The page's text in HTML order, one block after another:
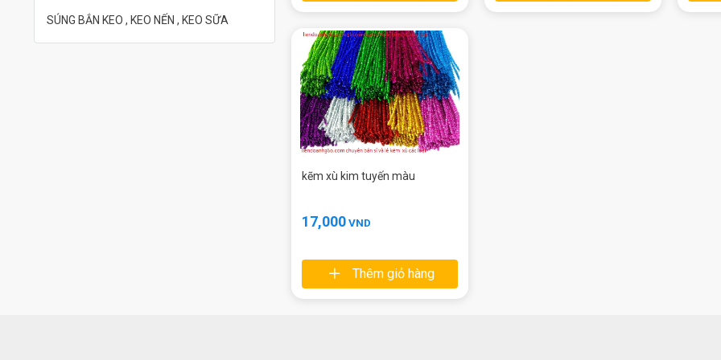
SÚNG BẮN KEO , KEO NẾN , KEO SỮA
kẽm xù kim tuyến màu
17,000VND
Thêm giỏ hàng